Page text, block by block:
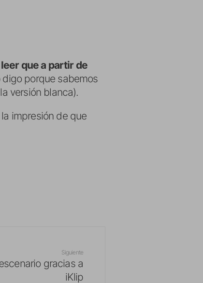
que a partir de
digo porque sabemos
versión blanca).
impresión de que
Siguiente
gracias a
iKlip